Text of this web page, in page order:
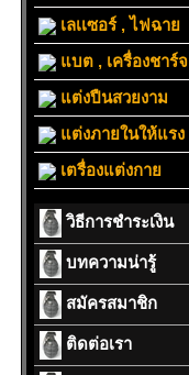
เลเเซอร์ , ไฟฉาย
แบต , เครื่องชาร์จ
แต่งปืนสวยงาม
แต่งภายในให้แรง
เตรื่องแต่งกาย
วิธีการชำระเงิน
บทความน่ารู้
สมัครสมาชิก
ติดต่อเรา